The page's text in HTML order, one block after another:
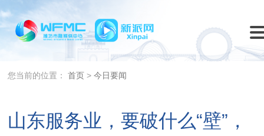
您当前的位置：首页 >今日要闻
山东服务业，要破什么“壁”，